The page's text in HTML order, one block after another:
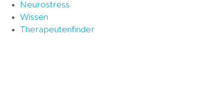
Neurostress
Wissen
Therapeutenfinder